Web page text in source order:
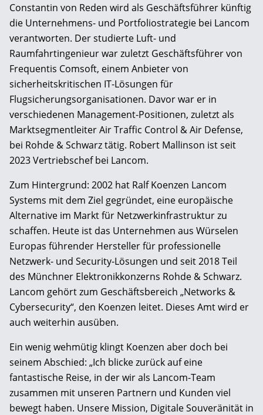
Constantin von Reden wird als Geschäftsführer künftig
die Unternehmens- und Portfoliostrategie bei Lancom
verantworten. Der studierte Luft- und
Raumfahrtingenieur war zuletzt Geschäftsführer von
Frequentis Comsoft, einem Anbieter von
sicherheitskritischen IT-Lösungen für
Flugsicherungsorganisationen. Davor war er in
verschiedenen Management-Positionen, zuletzt als
Marktsegmentleiter Air Traffic Control & Air Defense,
bei Rohde & Schwarz tätig. Robert Mallinson ist seit
2023 Vertriebschef bei Lancom.
Zum Hintergrund: 2002 hat Ralf Koenzen Lancom
Systems mit dem Ziel gegründet, eine europäische
Alternative im Markt für Netzwerkinfrastruktur zu
schaffen. Heute ist das Unternehmen aus Würselen
Europas führender Hersteller für professionelle
Netzwerk- und Security-Lösungen und seit 2018 Teil
des Münchner Elektronikkonzerns Rohde & Schwarz.
Lancom gehört zum Geschäftsbereich „Networks &
Cybersecurity“, den Koenzen leitet. Dieses Amt wird er
auch weiterhin ausüben.
Ein wenig wehmütig klingt Koenzen aber doch bei
seinem Abschied: „Ich blicke zurück auf eine
fantastische Reise, in der wir als Lancom-Team
zusammen mit unseren Partnern und Kunden viel
bewegt haben. Unsere Mission, Digitale Souveränität in